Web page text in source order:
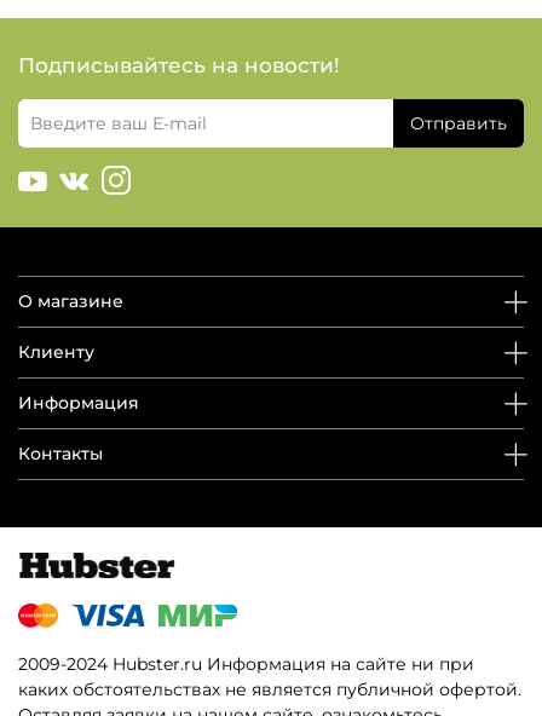
Подписывайтесь на новости!
Отправить
О магазине
Клиенту
Информация
Контакты
2009-2024 Hubster.ru Информация на сайте ни при
каких обстоятельствах не является публичной офертой.